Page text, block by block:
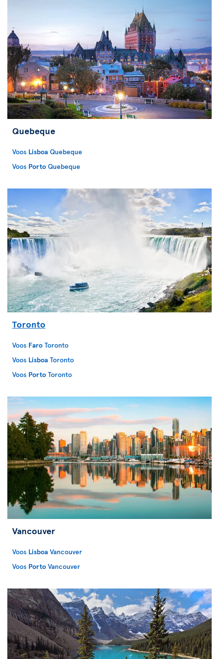
Quebeque
Voos Lisboa Quebeque
Voos Porto Quebeque
Toronto
Voos Faro Toronto
Voos Lisboa Toronto
Voos Porto Toronto
Vancouver
Voos Lisboa Vancouver
Voos Porto Vancouver